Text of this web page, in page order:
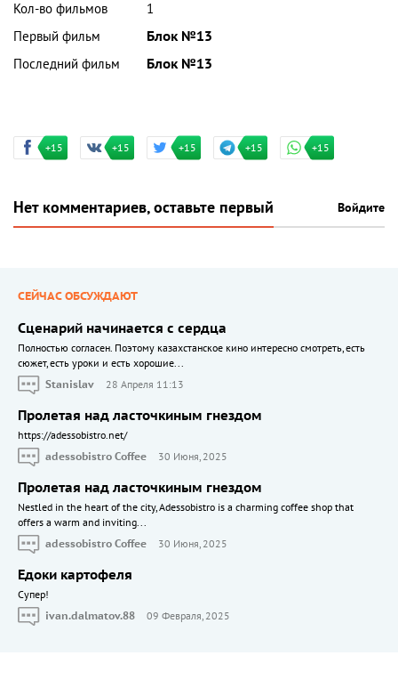
Кол-во фильмов
1
Первый фильм
Блок №13
Последний фильм
Блок №13
+15 +15 +15 +15 +15
Нет комментариев, оставьте первый Войдите
СЕЙЧАС ОБСУЖДАЮТ
Сценарий начинается с сердца
Полностью согласен. Поэтому казахстанское кино интересно смотреть, есть
сюжет, есть уроки и есть хорошие...
Stanislav
28 Апреля 11:13
Пролетая над ласточкиным гнездом
https://adessobistro.net/
adessobistro Coffee
30 Июня, 2025
Пролетая над ласточкиным гнездом
Nestled in the heart of the city, Adessobistro is a charming coffee shop that
offers a warm and inviting...
adessobistro Coffee
30 Июня, 2025
Едоки картофеля
Cупер!
ivan.dalmatov.88
09 Февраля, 2025